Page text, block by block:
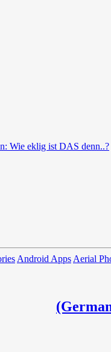
Wie eklig ist DAS denn..?
Android Apps Aerial